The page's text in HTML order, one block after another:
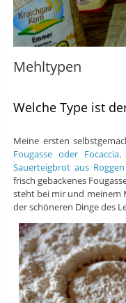
Mehltypen
Welche Type ist
Meine ersten
Fougasse oder Focaccia.
Sauerteigbrot aus Roggen
frisch gebackenes
steht bei mir und meinem
der schöneren Dinge des